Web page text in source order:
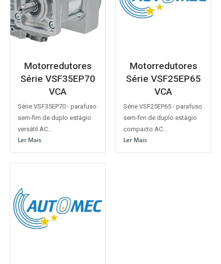
Motorredutores
Série VSF35EP70
VCA
Série VSF35EP70 - parafuso
sem-fim de duplo estágio
versátil AC...
Ler Mais
Motorredutores
Série VSF25EP65
VCA
Série VSF25EP65 - parafuso
sem-fim de duplo estágio
compacto AC...
Ler Mais